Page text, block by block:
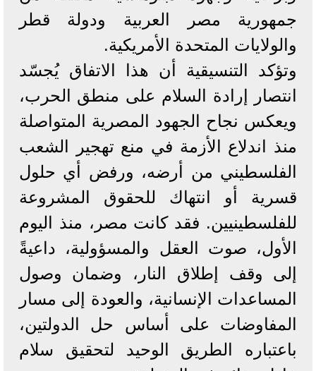
جمهورية مصر العربية ودولة قطر
والولايات المتحدة الأمريكية.
وتؤكد التنسيقية أن هذا الاتفاق يُجسّد
انتصار إرادة السلام على منطق الحرب،
ويعكس نجاح الجهود المصرية المتواصلة
منذ اندلاع الأزمة في منع تهجير الشعب
الفلسطيني من أرضه، ورفض أي حلول
قسرية أو انتهاك للحقوق المشروعة
للفلسطينيين. فقد كانت مصر، منذ اليوم
الأول، صوت العقل والمسؤولية، داعيةً
إلى وقف إطلاق النار، وضمان وصول
المساعدات الإنسانية، والعودة إلى مسار
المفاوضات على أساس حل الدولتين،
باعتباره الطريق الوحيد لتحقيق سلام